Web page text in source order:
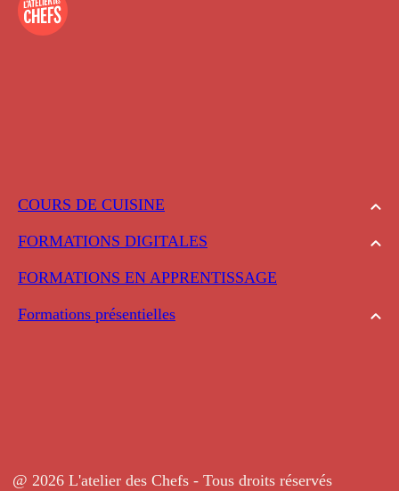
COURS DE CUISINE
FORMATIONS DIGITALES
FORMATIONS EN APPRENTISSAGE
Formations présentielles
@ 2026 L'atelier des Chefs - Tous droits réservés